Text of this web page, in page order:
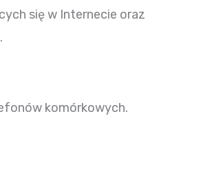
się w Internecie oraz
komórkowych.